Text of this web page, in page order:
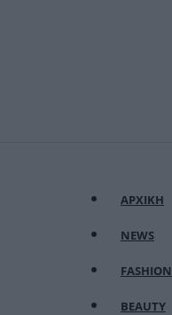
ΑΡΧΙΚΗ
NEWS
FASHION
BEAUTY